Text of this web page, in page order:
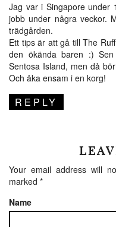
Jag var i Singapore under
jobb under några veckor.
trädgården.
Ett tips är att gå till The
den ökända baren :)
Sentosa Island, men då
Och åka ensam i en korg!
REPLY
Your email address will
marked *
Name